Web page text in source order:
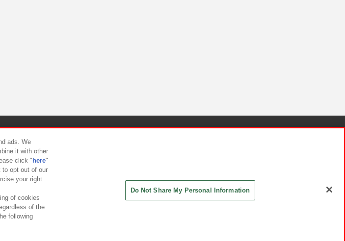
メント対応方針
ads. We
it with other
click " here"
to opt out of our
your right.
of cookies
of the
following
Do Not Share My Personal Information